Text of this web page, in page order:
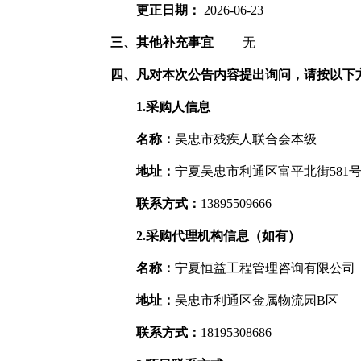
更正日期： 2026-06-23
三、其他补充事宜无
四、凡对本次公告内容提出询问，请按以下
1.采购人信息
名称： 吴忠市残疾人联合会本级
地址： 宁夏吴忠市利通区富平北街581号
联系方式： 13895509666
2.采购代理机构信息（如有）
名称： 宁夏恒益工程管理咨询有限公司
地址： 吴忠市利通区金属物流园B区
联系方式： 18195308686